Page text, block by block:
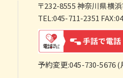
〒232-8555神奈川県横
TEL:045-711-2351
予約変更:045-730-5676 (